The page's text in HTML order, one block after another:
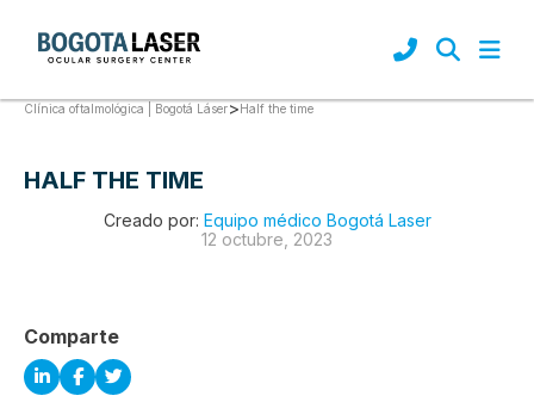
Clínica oftalmológica | Bogotá Láser>Half the time
HALF THE TIME
Creado por: Equipo médico Bogotá Laser
12 octubre, 2023
Comparte